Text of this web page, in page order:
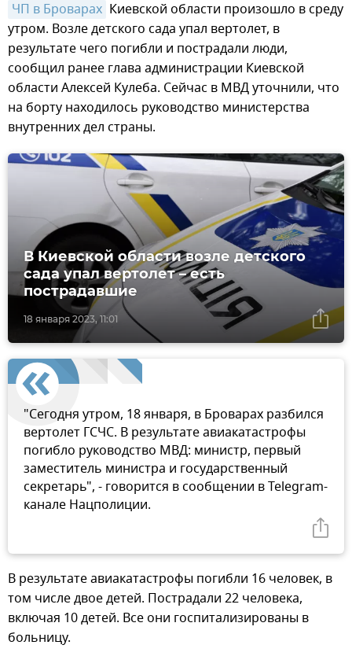
ЧП в Броварах Киевской области произошло в среду
утром. Возле детского сада упал вертолет, в
результате чего погибли и пострадали люди,
сообщил ранее глава администрации Киевской
области Алексей Кулеба. Сейчас в МВД уточнили, что
на борту находилось руководство министерства
внутренних дел страны.
18 января 2023, 11:01
В Киевской области возле детского
сада упал вертолет – есть
пострадавшие
"Сегодня утром, 18 января, в Броварах разбился
вертолет ГСЧС. В результате авиакатастрофы
погибло руководство МВД: министр, первый
заместитель министра и государственный
секретарь", - говорится в сообщении в Telegram-
канале Нацполиции.
В результате авиакатастрофы погибли 16 человек, в
том числе двое детей. Пострадали 22 человека,
включая 10 детей. Все они госпитализированы в
больницу.